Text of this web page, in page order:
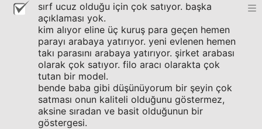
sırf ucuz olduğu için çok satıyor. başka
açıklaması yok.
kim alıyor eline üç kuruş para geçen hemen
parayı arabaya yatırıyor. yeni evlenen hemen
takı parasını arabaya yatırıyor. şirket arabası
olarak çok satıyor. filo aracı olarakta çok
tutan bir model.
bende baba gibi düşünüyorum bir şeyin çok
satması onun kaliteli olduğunu göstermez,
aksine sıradan ve basit olduğunun bir
göstergesi.